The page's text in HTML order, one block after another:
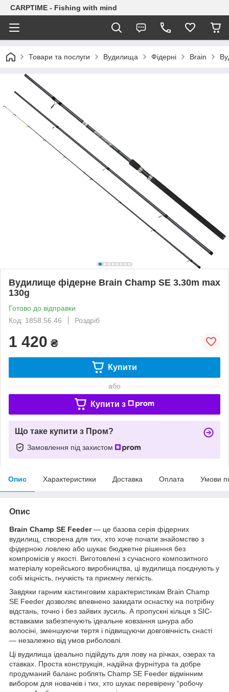
CARPTIME - Fishing with mind
Товари та послуги Вудилища Фідерні Brain
Вудилище фідерне Brain Champ SE 3.30m max
130g
Готово до відправки
Код: 1858.56.46
Роздріб
1 420 ₴
Купити
або
Купити з
Що таке купити з Пром?
Замовлення під захистом
Опис Характеристики Доставка Оплата Умови
Опис
Brain Champ SE Feeder— це базова серія фідерних
вудилищ, створена для тих, хто хоче почати знайомство з
фідерною ловлею або шукає бюджетне рішення без
компромісів у якості. Виготовлені з сучасного композитного
матеріалу корейського виробництва, ці вудилища поєднують у
собі міцність, гнучкість та приємну легкість.
Завдяки гарним кастинговим характеристикам Brain Champ
SE Feeder дозволяє впевнено закидати оснастку на потрібну
відстань, точно і без зайвих зусиль. А пропускні кільця з SIC-
вставками забезпечують ідеальне ковзання шнура або
волосіні, зменшуючи тертя і підвищуючи довговічність снасті
— незалежно від умов риболовлі.
Ці вудилища ідеально підійдуть для лову на річках, озерах та
ставках. Проста конструкція, надійна фурнітура та добре
продуманий баланс роблять Champ SE Feeder відмінним
вибором для новачків і тих, хто шукає перевірену “робочу